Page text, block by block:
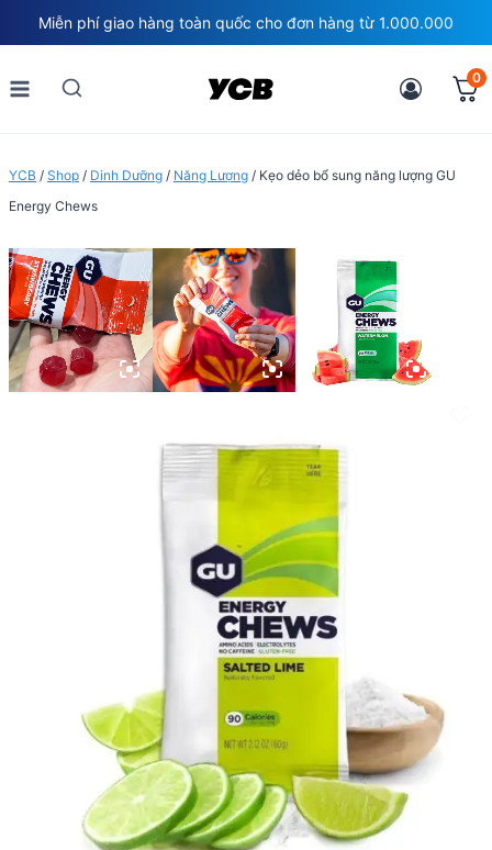
to
content
Miễn phí giao hàng toàn quốc cho đơn hàng từ 1.000.000
0
YCB / Shop / Dinh Dưỡng / Năng Lượng / Kẹo dẻo bổ sung năng lượng GU
Energy Chews